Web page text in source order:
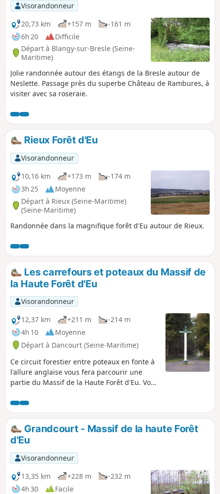
Visorandonneur
20,73 km
+157 m
-161 m
6h 20
Difficile
Départ à Blangy-sur-Bresle (Seine-
Maritime)
Jolie randonnée autour des étangs de la Bresle autour de
Neslette. Passage près du superbe Château de Rambures, à
visiter avec sa roseraie.
Rieux Forêt d'Eu
Visorandonneur
10,16 km
+173 m
-174 m
3h 25
Moyenne
Départ à Rieux (Seine-Maritime)
(Seine-Maritime)
Randonnée dans la magnifique forêt d'Eu autour de Rieux.
Les carrefours et poteaux du Massif de
la Haute Forêt d'Eu
Visorandonneur
12,37 km
+211 m
-214 m
4h 10
Moyenne
Départ à Dancourt (Seine-Maritime)
Ce circuit forestier entre poteaux en fonte à
l'allure anglaise vous fera parcourir une
partie du Massif de la Haute Forêt d'Eu. Vous
Sainte-Catherine d'un magnifique panorama
sur la vallée de l'Yères.
Grandcourt - Massif de la haute Forêt
d'Eu
Visorandonneur
13,35 km
+228 m
-232 m
4h 30
Facile